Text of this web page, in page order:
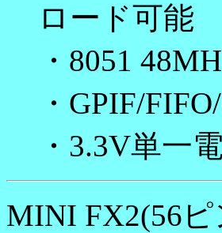
ロード可能
・8051
・GPIF/
・3.3V単一
MINI FX2(56